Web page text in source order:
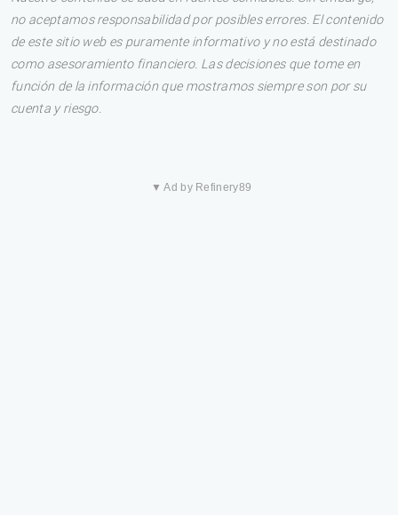
no aceptamos responsabilidad por posibles errores. El contenido
de este sitio web es puramente informativo y no está destinado
como asesoramiento financiero. Las decisiones que tome en
función de la información que mostramos siempre son por su
cuenta y riesgo.
▼ Ad by Refinery89